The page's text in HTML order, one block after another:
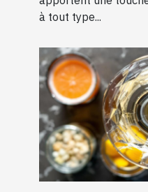
à tout type...